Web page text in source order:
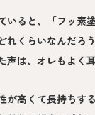
いると、「フッ素
れくらいなんだろ
声は、オレもよく
が高くて長持ちす